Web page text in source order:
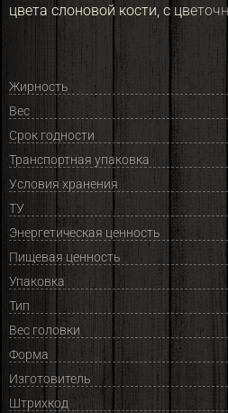
цвета слоновой кости, с
Жирность
Вес
Срок годности
Транспортная упаковка
Условия хранения
ТУ
Энергетическая ценность
Пищевая ценность
Упаковка
Тип
Вес головки
Форма
Изготовитель
Штрихкод